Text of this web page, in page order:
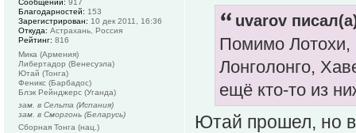
uvarov
Помимо Лотохи,
Лонголонго,
ещё кто-то из
Ютай прошел, но в
Благодарностей: 153
Зарегистрирован: 10 дек 2011, 16:36
Откуда: Астрахань, Россия
Рейтинг: 816
Мика (Армения)
Либертадор (Венесуэла)
Ютай (Тонга)
Феникс (Барбадос)
Блэк Рейнджерс (Уганда)
зам. в Сельта (Испания)
зам. в Сморгонь (Беларусь)
Сборная Тонга (нац.)